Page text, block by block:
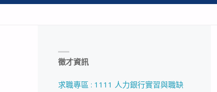
徵才資訊
求職專區 : 1111 人力銀行實習與職缺